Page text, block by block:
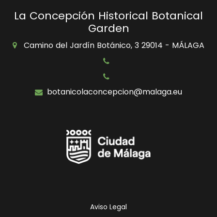
La Concepción Historical Botanical
Garden
Camino del Jardín Botánico, 3 29014 - MÁLAGA
botanicolaconcepcion@malaga.eu
de
facebook
twitter
Instagram
Otras
Redes
Sociales
Aviso Legal